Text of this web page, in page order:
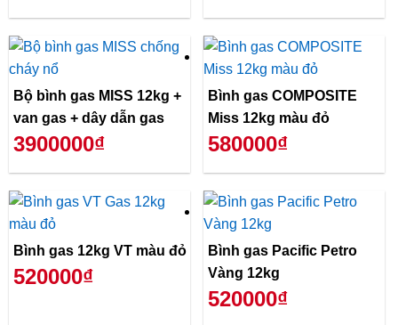
Bộ bình gas MISS 12kg +
van gas + dây dẫn gas
3900000₫
Bình gas COMPOSITE
Miss 12kg màu đỏ
580000₫
Bình gas 12kg VT màu đỏ
520000₫
Bình gas Pacific Petro
Vàng 12kg
520000₫